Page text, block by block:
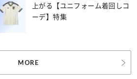
上がる【ユニフォーム着回しコ
ーデ】特集
MORE